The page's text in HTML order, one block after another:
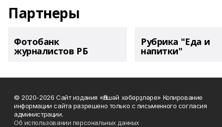
Партнеры
Фотобанк
журналистов РБ
Рубрика "Еда и
напитки"
© 2020-2026 Сайт издания «Әлшәй хәбәрҙләре» Копирование
информации сайта разрешено только с письменного согласия
администрации.
Об использовании персональных данных